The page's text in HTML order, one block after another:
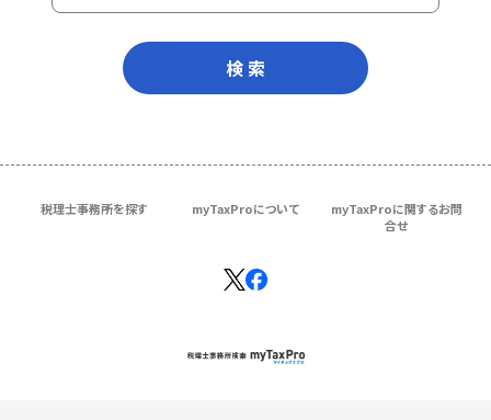
検 索
税理士事務所を探す myTaxProについて
myTaxProに関するお問
合せ